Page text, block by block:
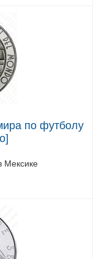
по футболу
Мексике